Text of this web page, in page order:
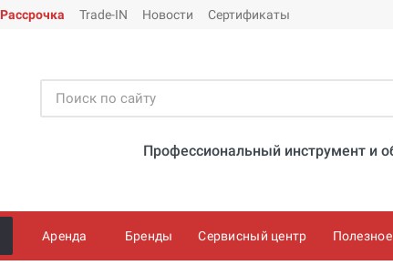
Рассрочка Trade-IN Новости Сертификаты
Профессиональный инструмент и
Аренда Бренды Сервисный центр Полезное